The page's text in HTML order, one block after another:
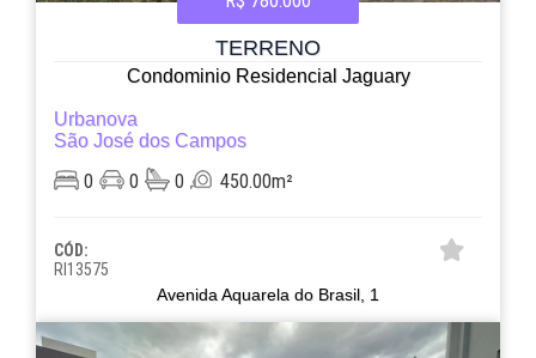
TERRENO
Condominio Residencial Jaguary
Urbanova
São José dos Campos
0 0 0 450.00m²
CÓD:
RI13575
Avenida Aquarela do Brasil, 1